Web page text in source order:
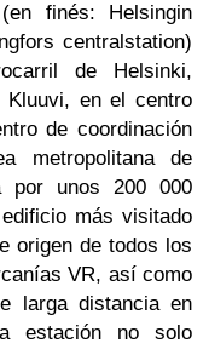
finés: Helsingin
centralstation)
de Helsinki,
Kluuvi, en el centro
de coordinación
metropolitana de
por unos 200 000
más visitado
origen de todos los
VR, así como
larga distancia en
estación no solo